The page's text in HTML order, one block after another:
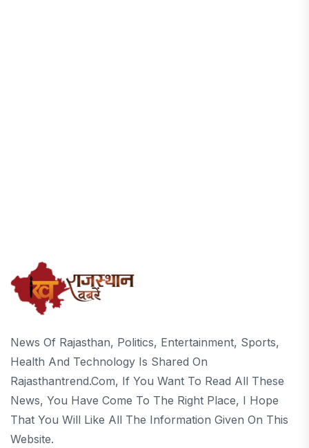
News Of Rajasthan, Politics, Entertainment, Sports,
Health And Technology Is Shared On
Rajasthantrend.com, If You Want To Read All These
News, You Have Come To The Right Place, I Hope
That You Will Like All The Information Given On This
Website.